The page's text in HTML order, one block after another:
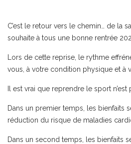
C’est le retour vers le chemin… de la
souhaite à tous une bonne rentrée
Lors de cette reprise, le rythme
vous, à votre condition physique et à
Il est vrai que reprendre le sport
Dans un premier temps, les bienfaits
réduction du risque de maladies
Dans un second temps, les bienfaits